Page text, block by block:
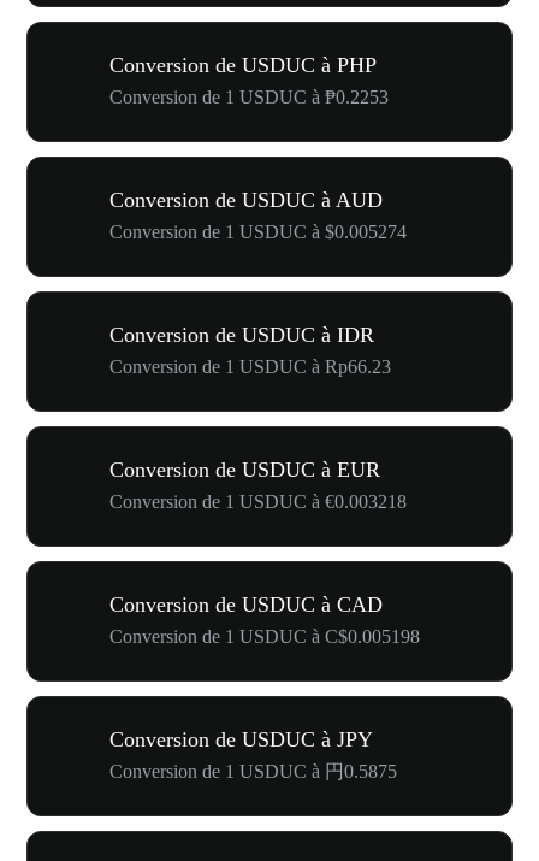
Conversion de USDUC à PHP
Conversion de 1 USDUC à ₱0.2253
Conversion de USDUC à AUD
Conversion de 1 USDUC à $0.005274
Conversion de USDUC à IDR
Conversion de 1 USDUC à Rp66.23
Conversion de USDUC à EUR
Conversion de 1 USDUC à €0.003218
Conversion de USDUC à CAD
Conversion de 1 USDUC à C$0.005198
Conversion de USDUC à JPY
Conversion de 1 USDUC à 円0.5875